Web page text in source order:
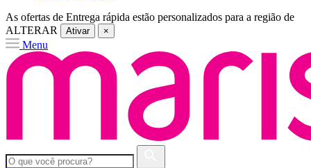
As ofertas de Entrega rápida estão personalizados para a região de
ALTERAR
Ativar ×
Menu